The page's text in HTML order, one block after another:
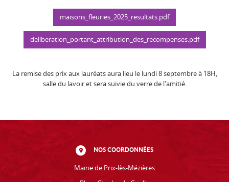
maisons_fleuries_2025_resultats.pdf
deliberation_portant_attribution_des_recompenses.pdf
La remise des prix aux lauréats aura lieu le lundi 8 septembre à 18H,
salle du lavoir et sera suivie du verre de l'amitié.
NOS COORDONNÉES
Mairie de Prix-lès-Mézières